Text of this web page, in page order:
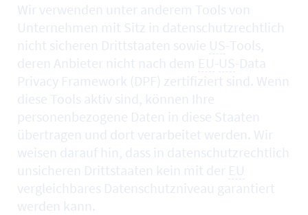
Wir verwenden unter anderem Tools von
Unternehmen mit Sitz in datenschutzrechtlich
nicht sicheren Drittstaaten sowie US-Tools,
deren Anbieter nicht nach dem EU-US-Data
Privacy Framework (DPF) zertifiziert sind. Wenn
diese Tools aktiv sind, können Ihre
personenbezogene Daten in diese Staaten
übertragen und dort verarbeitet werden. Wir
weisen darauf hin, dass in datenschutzrechtlich
unsicheren Drittstaaten kein mit der EU
vergleichbares Datenschutzniveau garantiert
werden kann.